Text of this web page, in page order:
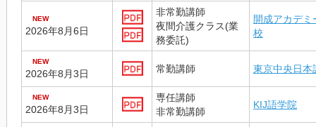
NEW
2026年8月6日
非常勤講師
夜間介護クラス(業
務委託)
開成アカデ
校
NEW
2026年8月3日 常勤講師 東京中央日本
NEW
2026年8月3日
専任講師
非常勤講師
KIJ語学院